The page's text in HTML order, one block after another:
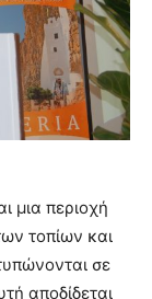
μια περιοχή
τοπίων και
σε
αποδίδεται